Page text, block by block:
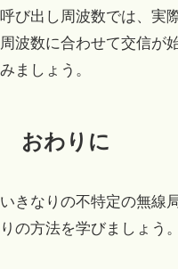
呼び出し周波数では、実
周波数に合わせて交信が
みましょう。
おわりに
いきなりの不特定の無線
りの方法を学びましょう。